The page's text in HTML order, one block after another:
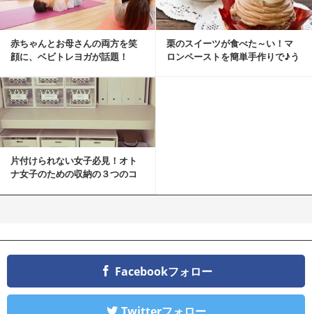
赤ちゃんとお母さんの両方を笑
顔に、ベビトレヨガが話題！
栗のスイーツが食べた～い！マ
ロンペーストを簡単手作りで♪う
片付けられない女子必見！オト
ナ女子のための収納の３つのコ
Facebookフォロー